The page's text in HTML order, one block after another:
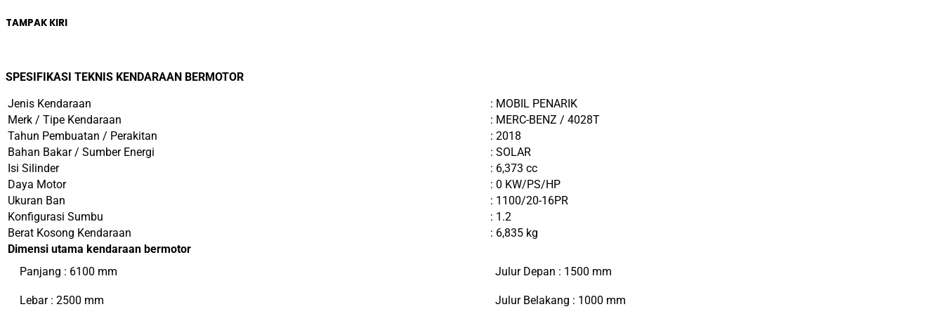
TAMPAK KIRI
SPESIFIKASI TEKNIS KENDARAAN BERMOTOR
Jenis Kendaraan
: MOBIL PENARIK
Merk / Tipe Kendaraan
: MERC-BENZ / 4028T
Tahun Pembuatan / Perakitan
: 2018
Bahan Bakar / Sumber Energi
: SOLAR
Isi Silinder
: 6,373 cc
Daya Motor
: 0 KW/PS/HP
Ukuran Ban
: 1100/20-16PR
Konfigurasi Sumbu
: 1.2
Berat Kosong Kendaraan
: 6,835 kg
Dimensi utama kendaraan bermotor
Panjang : 6100 mm
Julur Depan : 1500 mm
Lebar : 2500 mm Julur Belakang : 1000 mm